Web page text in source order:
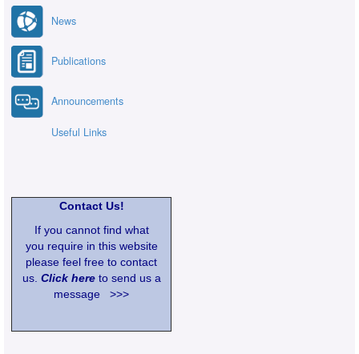
News
Publications
Announcements
Useful Links
Contact Us!
If you cannot find what
you require in this website
please feel free to contact
us. Click hereto send us a
message >>>